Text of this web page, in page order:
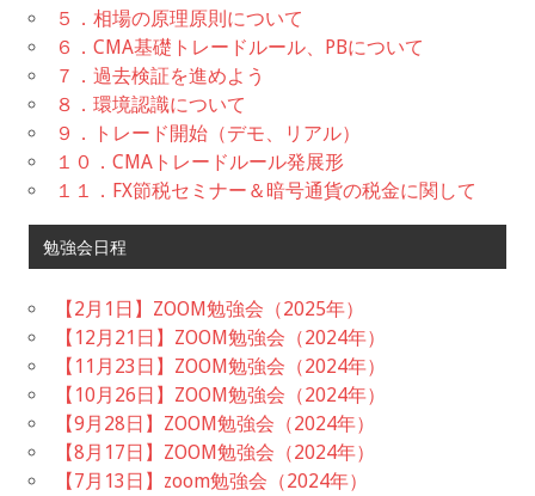
５．相場の原理原則について
６．CMA基礎トレードルール、PBについて
７．過去検証を進めよう
８．環境認識について
９．トレード開始（デモ、リアル）
１０．CMAトレードルール発展形
１１．FX節税セミナー＆暗号通貨の税金に関して
勉強会日程
【2月1日】ZOOM勉強会（2025年）
【12月21日】ZOOM勉強会（2024年）
【11月23日】ZOOM勉強会（2024年）
【10月26日】ZOOM勉強会（2024年）
【9月28日】ZOOM勉強会（2024年）
【8月17日】ZOOM勉強会（2024年）
【7月13日】zoom勉強会（2024年）